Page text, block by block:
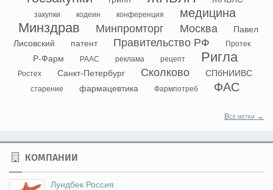
закупки кодеин конференция медицина
Минздрав Минпромторг Москва
Павел
Лисовский
патент Правительство РФ Протек
Р-Фарм РААС реклама рецепт Ригла
Ростех Санкт-Петербург Сколково СПбНИИВС
старение фармацевтика Фармпотреб ФАС
Все метки →
КОМПАНИИ
Лундбек Россия